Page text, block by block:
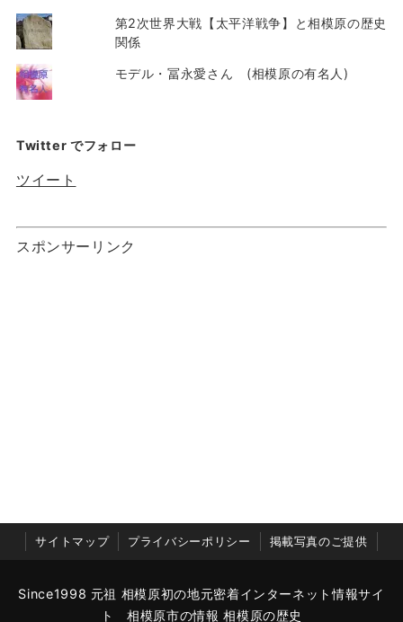
第2次世界大戦【太平洋戦争】と相模原の歴史
関係
モデル・冨永愛さん (相模原の有名人)
Twitter でフォロー
ツイート
スポンサーリンク
サイトマップ プライバシーポリシー 掲載写真のご提供
Since1998 元祖 相模原初の地元密着インターネット情報サイ
ト 相模原市の情報 相模原の歴史